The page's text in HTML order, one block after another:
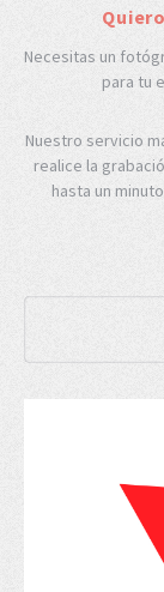
Necesitas un
para tu
Nuestro servicio
realice la
hasta un